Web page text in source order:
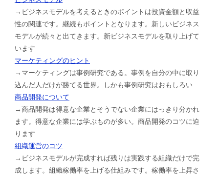
→ビジネスモデルを考えるときのポイントは投資金額と収益
性の関連です。継続もポイントとなります。新しいビジネス
モデルが続々と出てきます。新ビジネスモデルを取り上げて
います
マーケティングのヒント
→マーケティングは事例研究である。事例を自分の中に取り
込んだ人だけが勝てる世界。しかも事例研究はおもしろい
商品開発について
→商品開発は得意な企業とそうでない企業にはっきり分かれ
ます。得意な企業には学ぶものが多い。商品開発のコツに迫
ります
組織運営のコツ
→ビジネスモデルが完成すれば残りは実践する組織だけで完
成します。組織稼働率を上げる仕組みです。稼働率を上昇さ